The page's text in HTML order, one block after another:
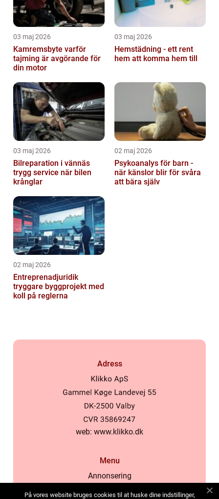
03 maj 2026
Kamremsbyte varför
tajming är avgörande för
din motor
03 maj 2026
Hemstädning - ett rent
hem att komma hem till
03 maj 2026
Bilreparation i vännäs
trygg service när bilen
krånglar
02 maj 2026
Psykoanalys för barn -
när känslor blir för svåra
att bära själv
02 maj 2026
Entreprenadjuridik
tryggare byggprojekt med
koll på reglerna
Adress
web: www.klikko.dk
Menu
Annonsering
På vores website bruges cookies til at huske dine indstillinger,